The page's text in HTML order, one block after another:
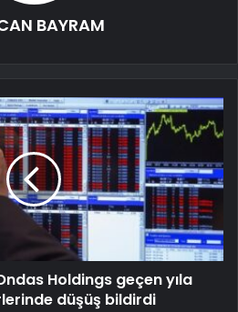
BAYRAM
Holdings geçen yıla
düşüş bildirdi